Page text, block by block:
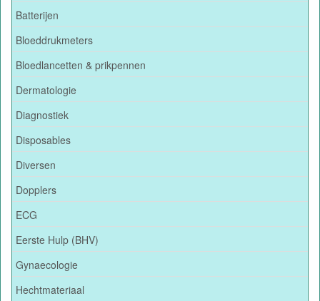
Batterijen
Bloeddrukmeters
Bloedlancetten & prikpennen
Dermatologie
Diagnostiek
Disposables
Diversen
Dopplers
ECG
Eerste Hulp (BHV)
Gynaecologie
Hechtmateriaal